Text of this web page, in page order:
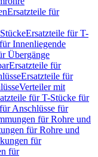
Ersatzteile für
Ersatzteile für T-
Innenliegende
Übergänge
Ersatzteile für
Ersatzteile für
Verteiler mit
für T-Stücke für
Anschlüsse für
für Rohre und
für Rohre und
für
für